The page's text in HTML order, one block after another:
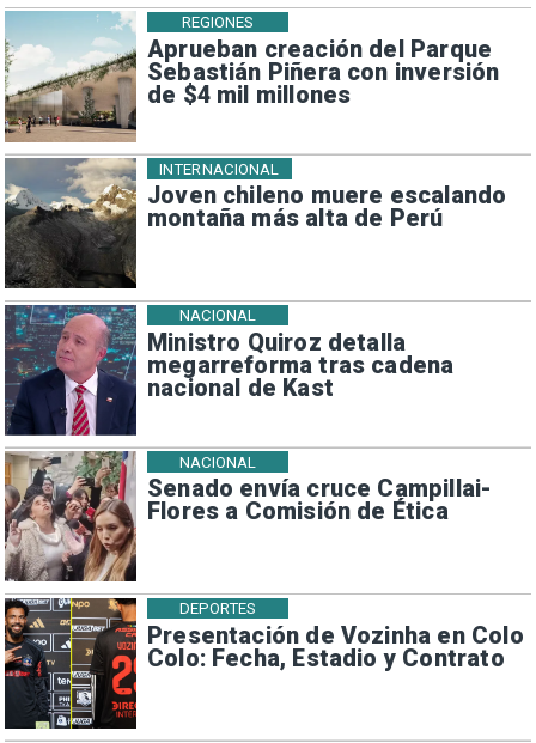
Aprueban creación del Parque
Sebastián Piñera con inversión
de $4 mil millones
REGIONES
Joven chileno muere escalando
montaña más alta de Perú
INTERNACIONAL
Ministro Quiroz detalla
megarreforma tras cadena
nacional de Kast
NACIONAL
Senado envía cruce Campillai-
Flores a Comisión de Ética
NACIONAL
Presentación de Vozinha en Colo
Colo: Fecha, Estadio y Contrato
DEPORTES